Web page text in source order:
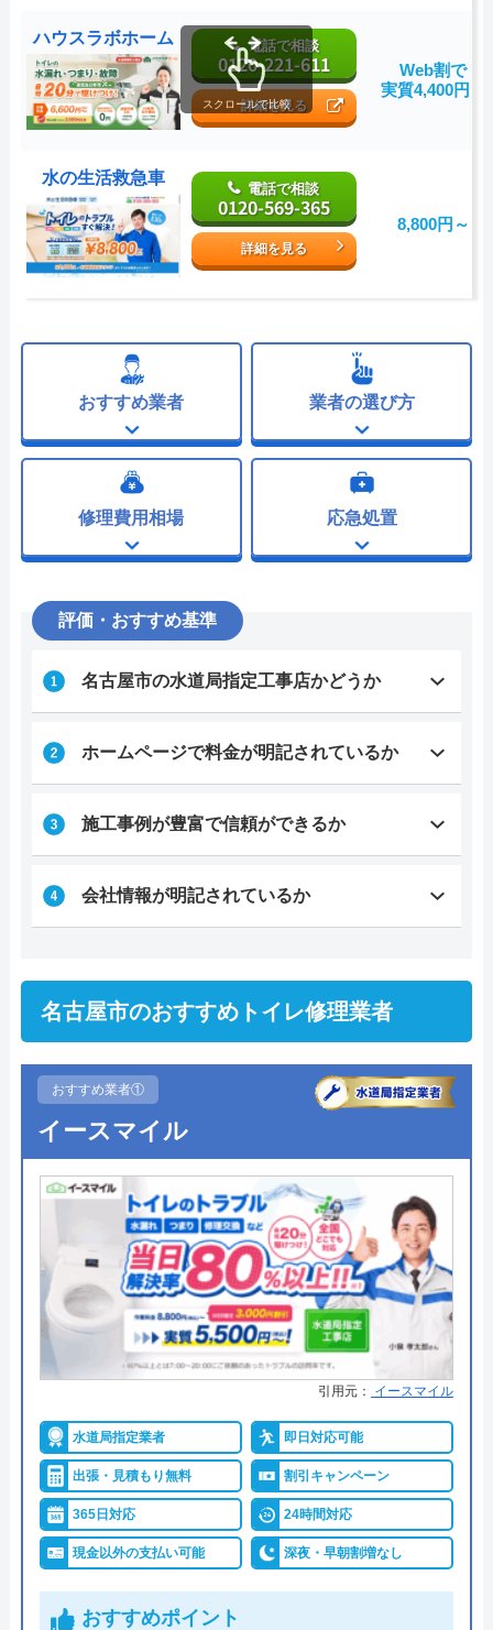
ハウスラボホーム 電話で相談
0120-221-611
詳細を見る
Web割で
実質4,400円～
水の生活救急車
電話で相談
0120-569-365
詳細を見る
8,800円～
スクロールで比較
おすすめ業者 業者の選び方
修理費用相場 応急処置
評価・おすすめ基準
名古屋市の水道局指定工事店かどうか
ホームページで料金が明記されているか
施工事例が豊富で信頼ができるか
会社情報が明記されているか
名古屋市のおすすめトイレ修理業者
おすすめ業者①
イースマイル
引用元： イースマイル
水道局指定業者 即日対応可能
出張・見積もり無料 割引キャンペーン
365日対応 24時間対応
現金以外の支払い可能 深夜・早朝割増なし
おすすめポイント